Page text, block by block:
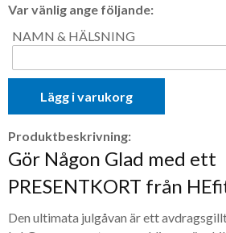
Var vänlig ange följande:
NAMN & HÄLSNING
Lägg i varukorg
Produktbeskrivning:
Gör Någon Glad med ett
PRESENTKORT från
Den ultimata julgåvan är ett